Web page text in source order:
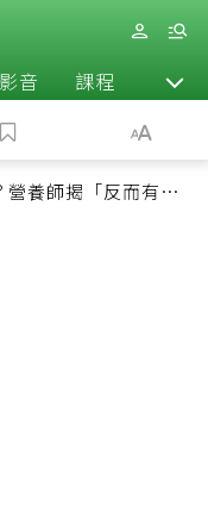
影音 課程 退休
養師揭「反而有好